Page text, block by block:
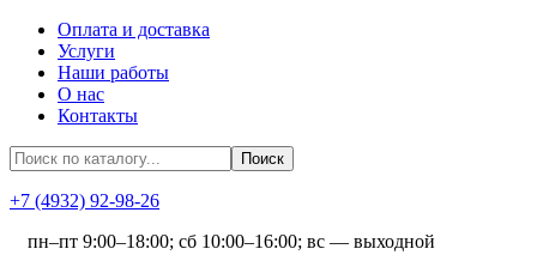
Оплата и доставка
Услуги
Наши работы
О нас
Контакты
+7 (4932) 92-98-26
пн–пт 9:00–18:00; сб 10:00–16:00; вс — выходной